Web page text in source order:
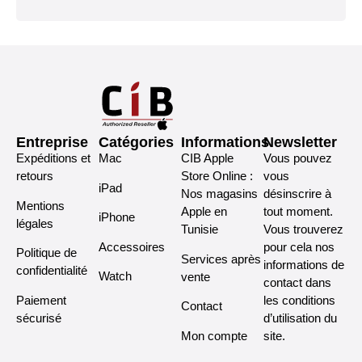
Entreprise
Expéditions et
retours
Mentions
légales
Politique de
confidentialité
Paiement
sécurisé
Catégories
Mac
iPad
iPhone
Accessoires
Watch
Informations
CIB Apple
Store Online :
Nos magasins
Apple en
Tunisie
Services après
vente
Contact
Mon compte
Newsletter
Vous pouvez
vous
désinscrire à
tout moment.
Vous trouverez
pour cela nos
informations de
contact dans
les conditions
d’utilisation du
site.